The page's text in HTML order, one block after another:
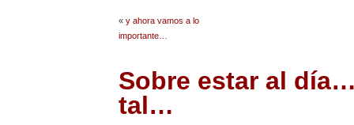
« y ahora vamos a lo
importante…
Sobre estar al
tal…